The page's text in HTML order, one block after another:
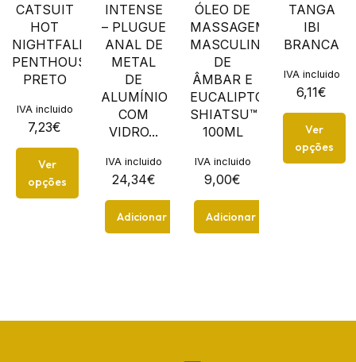
CATSUIT
HOT
NIGHTFALL
PENTHOUSE
PRETO
7,23€
IVA incluido
Ver
opções
INTENSE
– PLUGUE
ANAL DE
METAL
DE
ALUMÍNIO
COM
VIDRO...
24,34€
IVA incluido
Adicionar
ÓLEO DE
MASSAGEM
MASCULINE
DE
ÂMBAR E
EUCALIPTO
SHIATSU™
100ML
9,00€
IVA incluido
Adicionar
TANGA
IBI
BRANCA
6,11€
IVA incluido
Ver
opções